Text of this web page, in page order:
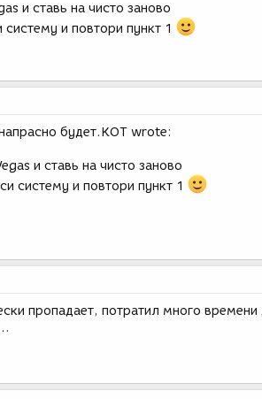
и ставь на чисто заново
и повтори пункт 1
будет.КОТ wrote:
и ставь на чисто заново
систему и повтори пункт 1
пропадает, потратил много времени